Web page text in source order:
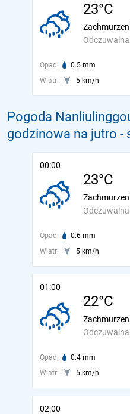
23°C
Odczuwalna
Opad: 0.5 mm
Wiatr:
5 km/h
Pogoda
godzinowa na jutro -
00:00
23°C
Odczuwalna
Opad: 0.6 mm
Wiatr:
5 km/h
01:00
22°C
Odczuwalna
Opad: 0.4 mm
Wiatr:
5 km/h
02:00